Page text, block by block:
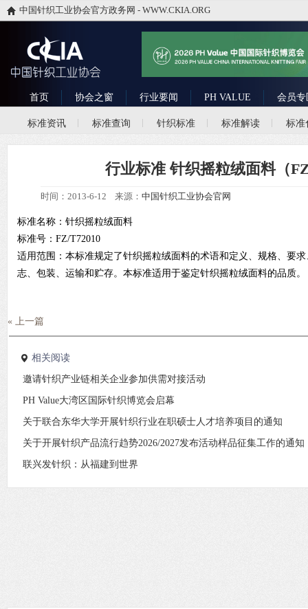
中国针织工业协会官方政务网 - WWW.CKIA.ORG
首页 协会之窗 行业要闻 PH VALUE 会员专
标准资讯 标准查询 针织标准 标准解读 标准
行业标准 针织摇粒绒面料（
时间：2013-6-12 来源： 中国针织工业协会官网
标准名称：针织摇粒绒面料
标准号：FZ/T72010
适用范围：本标准规定了针织摇粒绒面料的术语和定义、规格、要
志、包装、运输和贮存。本标准适用于鉴定针织摇粒绒面料的品质。
« 上一篇
相关阅读
邀请针织产业链相关企业参加供需对接活动
PH Value大湾区国际针织博览会启幕
关于联合东华大学开展针织行业在职硕士人才培养项目的通知
关于开展针织产品流行趋势2026/2027发布活动样品征集工作的通知
联兴发针织：从福建到世界